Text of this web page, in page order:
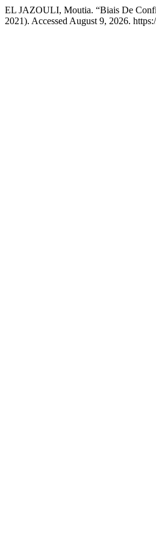
EL JAZOULI, Moutia. “Biais De
2021). Accessed August 9, 2026.